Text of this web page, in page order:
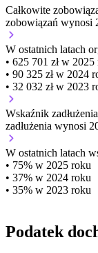
Całkowite
zobowiązań wynosi
W ostatnich latach
• 625 701 zł w 2025
• 90 325 zł w 2024
• 32 032 zł w 2023
Wskaźnik zadłużenia
zadłużenia wynosi
W ostatnich latach
• 75% w 2025 roku
• 37% w 2024 roku
• 35% w 2023 roku
Podatek